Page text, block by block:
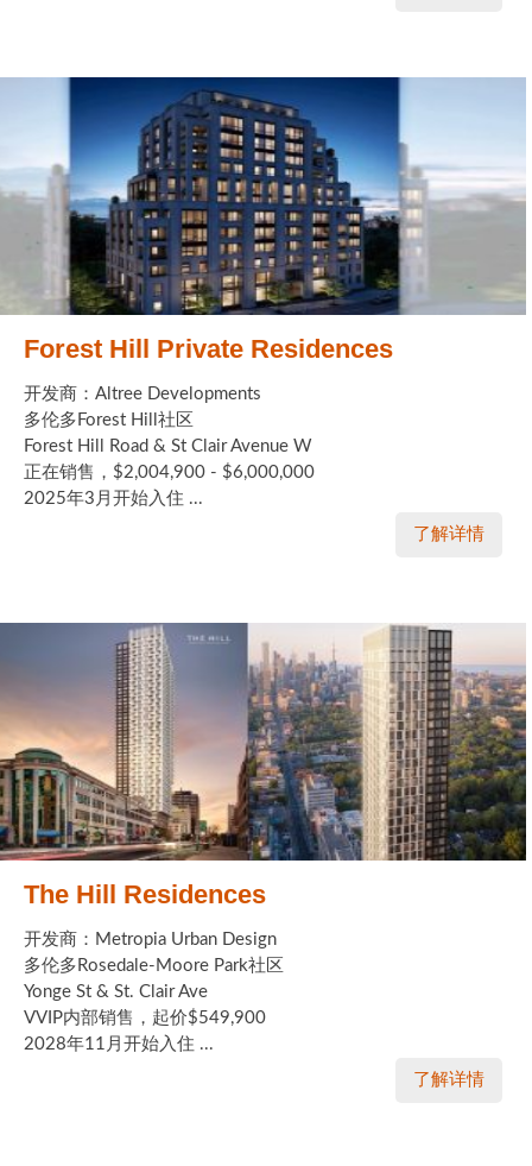
Forest Hill Private Residences
开发商：Altree Developments
多伦多Forest Hill社区
Forest Hill Road & St Clair Avenue W
正在销售，$2,004,900 - $6,000,000
2025年3月开始入住 ...
了解详情
The Hill Residences
开发商：Metropia Urban Design
多伦多Rosedale-Moore Park社区
Yonge St & St. Clair Ave
VVIP内部销售，起价$549,900
2028年11月开始入住 ...
了解详情